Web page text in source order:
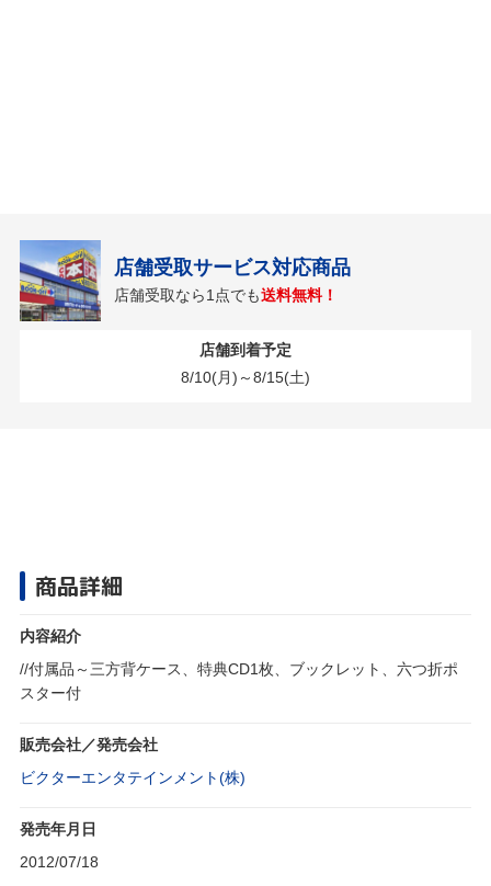
店舗受取サービス対応商品
店舗受取なら1点でも送料無料！
店舗到着予定
8/10(月)～8/15(土)
商品詳細
内容紹介
//付属品～三方背ケース、特典CD1枚、ブックレット、六つ折ポ
スター付
販売会社／発売会社
ビクターエンタテインメント(株)
発売年月日
2012/07/18